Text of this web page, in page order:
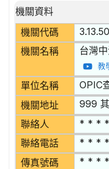
招標公告詳細內容
機關資料
機關代碼
3.13.50
機關名稱 台灣
教
單位名稱 OPIC
機關地址 999
聯絡人 * * *
聯絡電話 * * *
傳真號碼 * * *